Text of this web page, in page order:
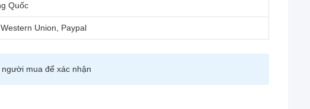
Quốc
Union, Paypal
mua để xác nhận